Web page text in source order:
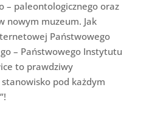
– paleontologicznego oraz
nowym muzeum. Jak
Państwowego
– Państwowego Instytutu
to prawdziwy
pod każdym